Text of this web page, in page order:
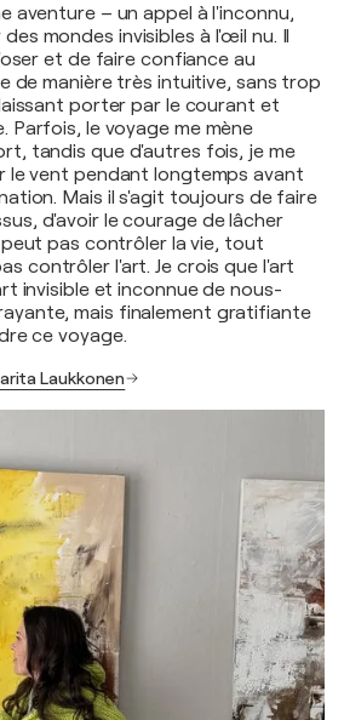
aventure – un appel à l'inconnu,
mondes invisibles à l'œil nu. Il
et de faire confiance au
de manière très intuitive, sans trop
porter par le courant et
Parfois, le voyage me mène
tandis que d'autres fois, je me
le vent pendant longtemps avant
Mais il s'agit toujours de faire
d'avoir le courage de lâcher
pas contrôler la vie, tout
contrôler l'art. Je crois que l'art
invisible et inconnue de nous-
mais finalement gratifiante
ce voyage.
Laukkonen